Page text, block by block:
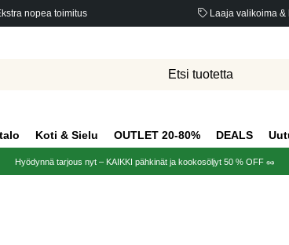
nopea toimitus Laaja valikoima &
Koti & Sielu OUTLET 20-80% DEALS
Hyödynnä tarjous nyt – KAIKKI pähkinät ja kookosöljyt 50 % OFF 🥜